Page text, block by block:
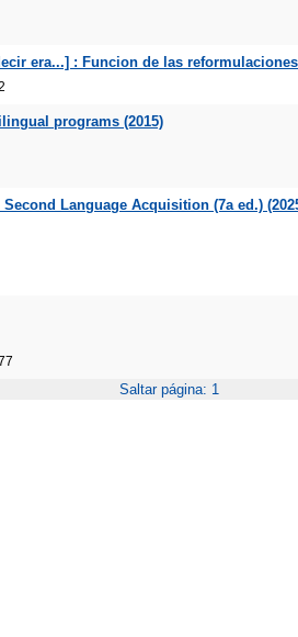
era...] : Funcion de las
programs (2015)
Language Acquisition (7a ed.)
Saltar página: 1